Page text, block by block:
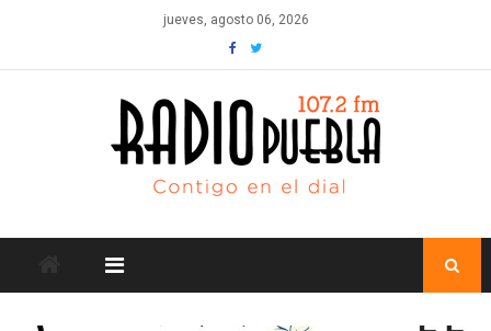
content
jueves, agosto 06, 2026